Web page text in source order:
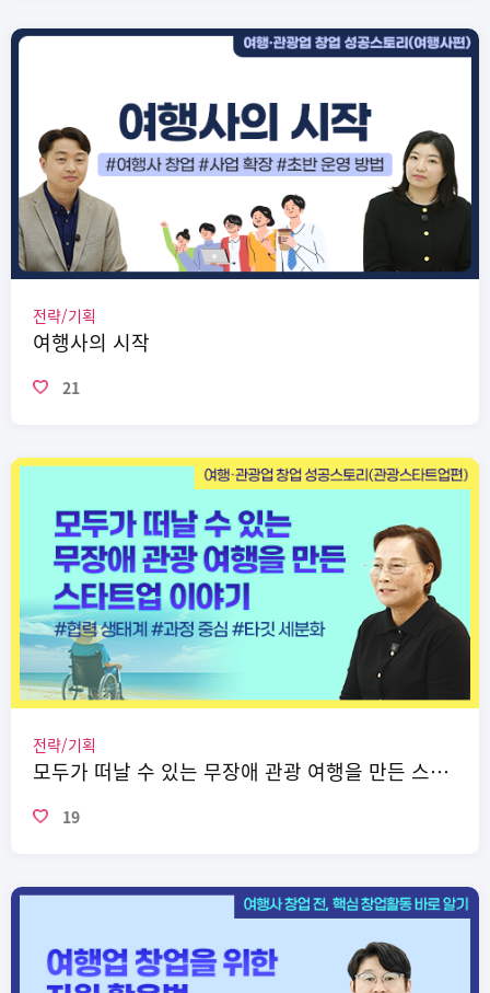
전략/기획
여행사의 시작
21
전략/기획
모두가 떠날 수 있는 무장애 관광 여행을 만든 스타트업 이야기
19